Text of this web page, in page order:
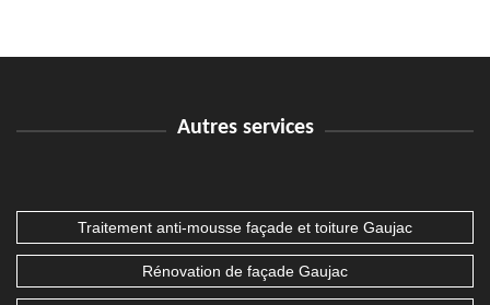
Autres services
Traitement anti-mousse façade et toiture Gaujac
Rénovation de façade Gaujac